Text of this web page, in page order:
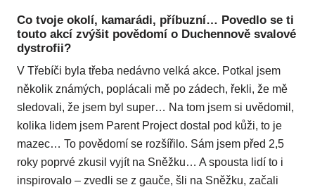
Co tvoje okolí, kamarádi, příbuzní… Povedlo se ti
touto akcí zvýšit povědomí o Duchennově svalové
dystrofii?
V Třebíči byla třeba nedávno velká akce. Potkal jsem
několik známých, poplácali mě po zádech, řekli, že mě
sledovali, že jsem byl super… Na tom jsem si uvědomil,
kolika lidem jsem Parent Project dostal pod kůži, to je
mazec… To povědomí se rozšířilo. Sám jsem před 2,5
roky poprvé zkusil vyjít na Sněžku… A spousta lidí to i
inspirovalo – zvedli se z gauče, šli na Sněžku, začali